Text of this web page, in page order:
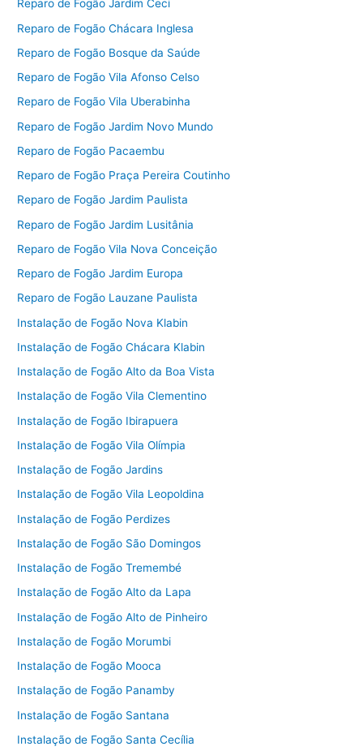
Reparo de Fogão Jardim Ceci
Reparo de Fogão Chácara Inglesa
Reparo de Fogão Bosque da Saúde
Reparo de Fogão Vila Afonso Celso
Reparo de Fogão Vila Uberabinha
Reparo de Fogão Jardim Novo Mundo
Reparo de Fogão Pacaembu
Reparo de Fogão Praça Pereira Coutinho
Reparo de Fogão Jardim Paulista
Reparo de Fogão Jardim Lusitânia
Reparo de Fogão Vila Nova Conceição
Reparo de Fogão Jardim Europa
Reparo de Fogão Lauzane Paulista
Instalação de Fogão Nova Klabin
Instalação de Fogão Chácara Klabin
Instalação de Fogão Alto da Boa Vista
Instalação de Fogão Vila Clementino
Instalação de Fogão Ibirapuera
Instalação de Fogão Vila Olímpia
Instalação de Fogão Jardins
Instalação de Fogão Vila Leopoldina
Instalação de Fogão Perdizes
Instalação de Fogão São Domingos
Instalação de Fogão Tremembé
Instalação de Fogão Alto da Lapa
Instalação de Fogão Alto de Pinheiro
Instalação de Fogão Morumbi
Instalação de Fogão Mooca
Instalação de Fogão Panamby
Instalação de Fogão Santana
Instalação de Fogão Santa Cecília